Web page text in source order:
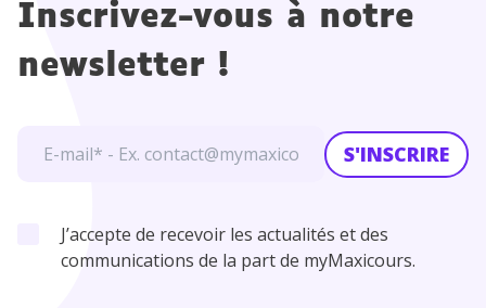
Inscrivez-vous à notre
newsletter !
S'INSCRIRE
J’accepte de recevoir les actualités et des
communications de la part de myMaxicours.